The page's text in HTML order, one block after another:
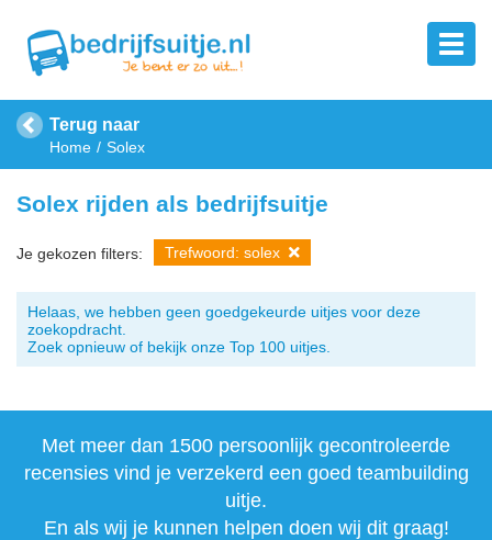
Terug naar
Home Solex
Solex rijden als bedrijfsuitje
Je gekozen filters: Trefwoord: solex
Helaas, we hebben geen goedgekeurde uitjes voor deze
zoekopdracht.
Zoek opnieuw of bekijk onze Top 100 uitjes.
Met meer dan 1500 persoonlijk gecontroleerde
recensies vind je verzekerd een goed teambuilding
uitje.
En als wij je kunnen helpen doen wij dit graag!